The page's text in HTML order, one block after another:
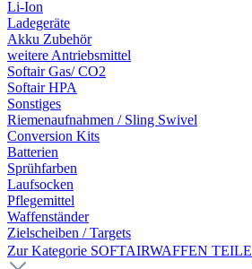
Li-Ion
Ladegeräte
Akku Zubehör
weitere Antriebsmittel
Softair Gas/ CO2
Softair HPA
Sonstiges
Riemenaufnahmen / Sling Swivel
Conversion Kits
Batterien
Sprühfarben
Laufsocken
Pflegemittel
Waffenständer
Zielscheiben / Targets
Zur Kategorie SOFTAIRWAFFEN TEILE